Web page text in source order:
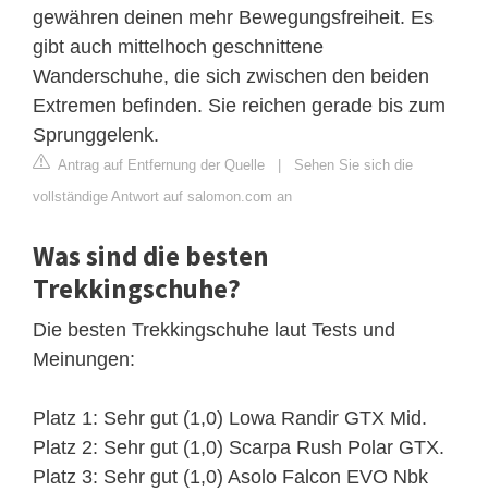
gewähren deinen mehr Bewegungsfreiheit. Es
gibt auch mittelhoch geschnittene
Wanderschuhe, die sich zwischen den beiden
Extremen befinden. Sie reichen gerade bis zum
Sprunggelenk.
Antrag auf Entfernung der Quelle | Sehen Sie sich die
vollständige Antwort auf salomon.com an
Was sind die besten
Trekkingschuhe?
Die besten Trekkingschuhe laut Tests und
Meinungen:
Platz 1: Sehr gut (1,0) Lowa Randir GTX Mid.
Platz 2: Sehr gut (1,0) Scarpa Rush Polar GTX.
Platz 3: Sehr gut (1,0) Asolo Falcon EVO Nbk